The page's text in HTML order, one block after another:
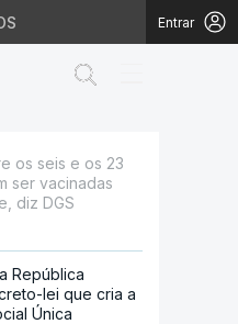
Entrar
os seis e os 23
ser vacinadas
diz DGS
República
lei que cria a
Única